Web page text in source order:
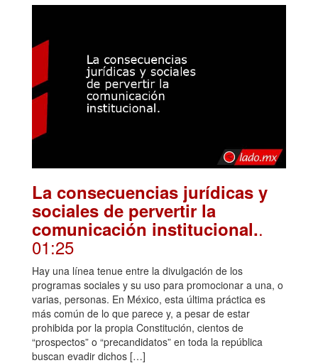
La consecuencias jurídicas y
sociales de pervertir la
comunicación institucional..
01:25
Hay una línea tenue entre la divulgación de los
programas sociales y su uso para promocionar a una, o
varias, personas. En México, esta última práctica es
más común de lo que parece y, a pesar de estar
prohibida por la propia Constitución, cientos de
“prospectos” o “precandidatos” en toda la república
buscan evadir dichos […]